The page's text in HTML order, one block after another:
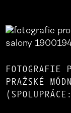
FOTOGRAFIE
PRAŽSKÉ